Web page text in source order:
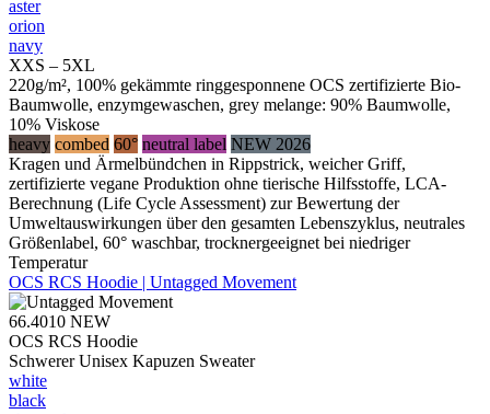
aster
orion
navy
XXS – 5XL
220g/m², 100% gekämmte ringgesponnene OCS zertifizierte Bio-
Baumwolle, enzymgewaschen, grey melange: 90% Baumwolle,
10% Viskose
heavy combed 60° neutral label NEW 2026
Kragen und Ärmelbündchen in Rippstrick, weicher Griff,
zertifizierte vegane Produktion ohne tierische Hilfsstoffe, LCA-
Berechnung (Life Cycle Assessment) zur Bewertung der
Umweltauswirkungen über den gesamten Lebenszyklus, neutrales
Größenlabel, 60° waschbar, trocknergeeignet bei niedriger
Temperatur
OCS RCS Hoodie | Untagged Movement
66.4010 NEW
OCS RCS Hoodie
Schwerer Unisex Kapuzen Sweater
white
black